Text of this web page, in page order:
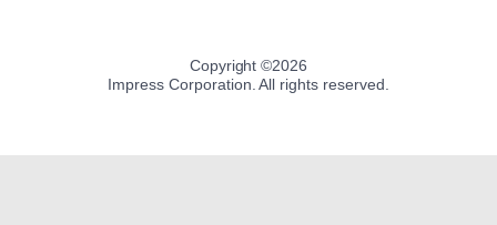
Copyright ©2026
Impress Corporation. All rights reserved.